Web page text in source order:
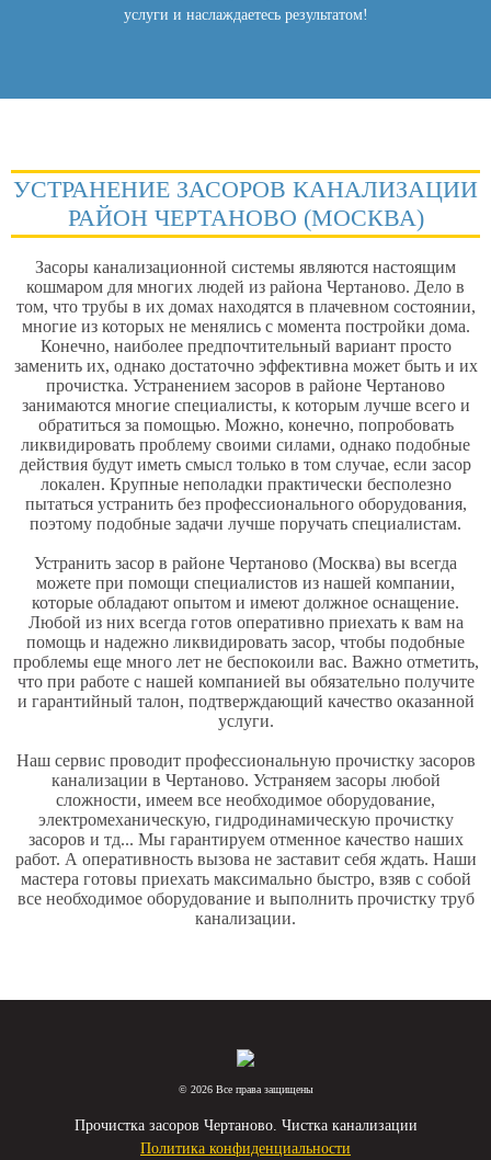
услуги и наслаждаетесь результатом!
УСТРАНЕНИЕ ЗАСОРОВ КАНАЛИЗАЦИИ
РАЙОН ЧЕРТАНОВО (МОСКВА)
Засоры канализационной системы являются настоящим
кошмаром для многих людей из района Чертаново. Дело в
том, что трубы в их домах находятся в плачевном состоянии,
многие из которых не менялись с момента постройки дома.
Конечно, наиболее предпочтительный вариант просто
заменить их, однако достаточно эффективна может быть и их
прочистка. Устранением засоров в районе Чертаново
занимаются многие специалисты, к которым лучше всего и
обратиться за помощью. Можно, конечно, попробовать
ликвидировать проблему своими силами, однако подобные
действия будут иметь смысл только в том случае, если засор
локален. Крупные неполадки практически бесполезно
пытаться устранить без профессионального оборудования,
поэтому подобные задачи лучше поручать специалистам.
Устранить засор в районе Чертаново (Москва) вы всегда
можете при помощи специалистов из нашей компании,
которые обладают опытом и имеют должное оснащение.
Любой из них всегда готов оперативно приехать к вам на
помощь и надежно ликвидировать засор, чтобы подобные
проблемы еще много лет не беспокоили вас. Важно отметить,
что при работе с нашей компанией вы обязательно получите
и гарантийный талон, подтверждающий качество оказанной
услуги.
Наш сервис проводит профессиональную прочистку засоров
канализации в Чертаново. Устраняем засоры любой
сложности, имеем все необходимое оборудование,
электромеханическую, гидродинамическую прочистку
засоров и тд... Мы гарантируем отменное качество наших
работ. А оперативность вызова не заставит себя ждать. Наши
мастера готовы приехать максимально быстро, взяв с собой
все необходимое оборудование и выполнить прочистку труб
канализации.
© 2026 Все права защищены
Прочистка засоров Чертаново. Чистка канализации
Политика конфиденциальности